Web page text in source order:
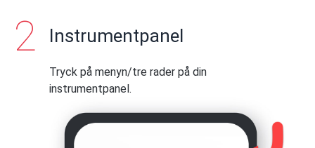
Instrumentpanel
Tryck på menyn/tre rader på din
instrumentpanel.